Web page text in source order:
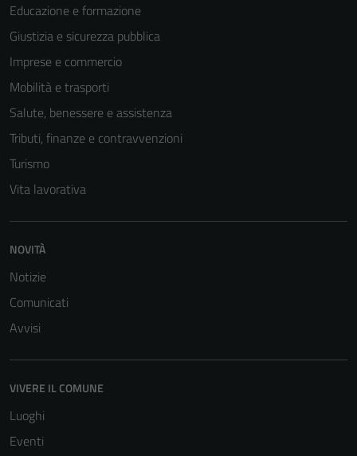
Educazione e formazione
Giustizia e sicurezza pubblica
Imprese e commercio
Mobilità e trasporti
Salute, benessere e assistenza
Tributi, finanze e contravvenzioni
Turismo
Vita lavorativa
NOVITÀ
Notizie
Comunicati
Avvisi
VIVERE IL COMUNE
Luoghi
Eventi